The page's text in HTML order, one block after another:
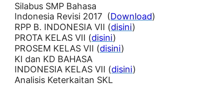
Silabus SMP Bahasa
Indonesia Revisi 2017 (Download)
RPP B. INDONESIA VII (disini)
PROTA KELAS VII (disini)
PROSEM KELAS VII (disini)
KI dan KD BAHASA
INDONESIA KELAS VII (disini)
Analisis Keterkaitan SKL